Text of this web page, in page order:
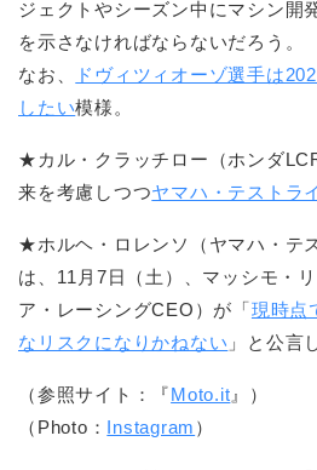
ジェクトやシーズン中にマシン開
を示さなければならないだろう。
なお、
ドヴィツィオーゾ選手は
したい模様。
★カル・クラッチロー（ホンダ
来を考慮しつつヤマハ・テストラ
★ホルヘ・ロレンソ（ヤマハ・テ
は、11月7日（土）、マッシモ・
ア・レーシングCEO）が「 現時点
なリスクになりかねない 」と公言
（参照サイト：『 Moto.it』）
（Photo：
Instagram ）